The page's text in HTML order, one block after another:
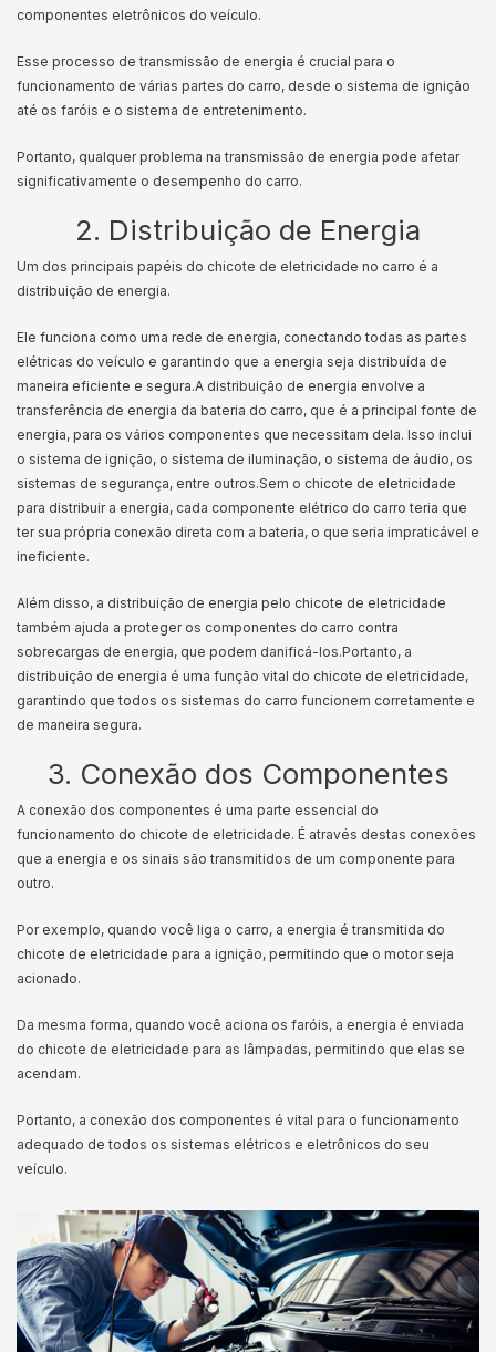
componentes eletrônicos do veículo.
Esse processo de transmissão de energia é crucial para o
funcionamento de várias partes do carro, desde o sistema de ignição
até os faróis e o sistema de entretenimento.
Portanto, qualquer problema na transmissão de energia pode afetar
significativamente o desempenho do carro.
2. Distribuição de Energia
Um dos principais papéis do chicote de eletricidade no carro é a
distribuição de energia.
Ele funciona como uma rede de energia, conectando todas as partes
elétricas do veículo e garantindo que a energia seja distribuída de
maneira eficiente e segura.A distribuição de energia envolve a
transferência de energia da bateria do carro, que é a principal fonte de
energia, para os vários componentes que necessitam dela. Isso inclui
o sistema de ignição, o sistema de iluminação, o sistema de áudio, os
sistemas de segurança, entre outros.Sem o chicote de eletricidade
para distribuir a energia, cada componente elétrico do carro teria que
ter sua própria conexão direta com a bateria, o que seria impraticável e
ineficiente.
Além disso, a distribuição de energia pelo chicote de eletricidade
também ajuda a proteger os componentes do carro contra
sobrecargas de energia, que podem danificá-los.Portanto, a
distribuição de energia é uma função vital do chicote de eletricidade,
garantindo que todos os sistemas do carro funcionem corretamente e
de maneira segura.
3. Conexão dos Componentes
A conexão dos componentes é uma parte essencial do
funcionamento do chicote de eletricidade. É através destas conexões
que a energia e os sinais são transmitidos de um componente para
outro.
Por exemplo, quando você liga o carro, a energia é transmitida do
chicote de eletricidade para a ignição, permitindo que o motor seja
acionado.
Da mesma forma, quando você aciona os faróis, a energia é enviada
do chicote de eletricidade para as lâmpadas, permitindo que elas se
acendam.
Portanto, a conexão dos componentes é vital para o funcionamento
adequado de todos os sistemas elétricos e eletrônicos do seu
veículo.